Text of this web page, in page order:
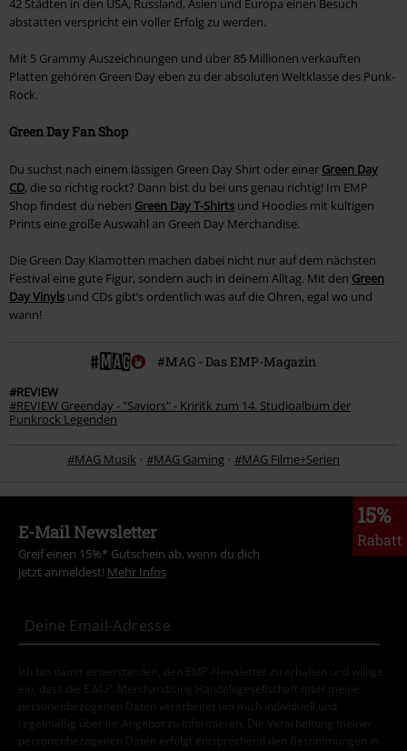
abstatten verspricht ein voller Erfolg zu werden.
Mit 5 Grammy Auszeichnungen und über 85 Millionen verkauften
Platten gehören Green Day eben zu der absoluten Weltklasse des Punk-
Rock.
Green Day Fan Shop
Du suchst nach einem lässigen Green Day Shirt oder einer Green Day
CD, die so richtig rockt? Dann bist du bei uns genau richtig! Im EMP
Shop findest du neben Green Day T-Shirts und Hoodies mit kultigen
Prints eine große Auswahl an Green Day Merchandise.
Die Green Day Klamotten machen dabei nicht nur auf dem nächsten
Festival eine gute Figur, sondern auch in deinem Alltag. Mit den Green
Day Vinyls und CDs gibt’s ordentlich was auf die Ohren, egal wo und
wann!
#MAG - Das EMP-Magazin
#REVIEW
#REVIEW Greenday - "Saviors" - Kriritk zum 14. Studioalbum der
Punkrock Legenden
#MAG Musik #MAG Gaming #MAG Filme+Serien
15%
Rabatt
E-Mail Newsletter
Greif einen 15%* Gutschein ab, wenn du dich
jetzt anmeldest! Mehr Infos
Ich bin damit einverstanden, den EMP-Newsletter zu erhalten und willige
ein, dass die E.M.P. Merchandising Handelsgesellschaft mbH meine
personenbezogenen Daten verarbeitet um mich individuell und
regelmäßig über ihr Angebot zu informieren. Die Verarbeitung meiner
personenbezogenen Daten erfolgt entsprechend den Bestimmungen in